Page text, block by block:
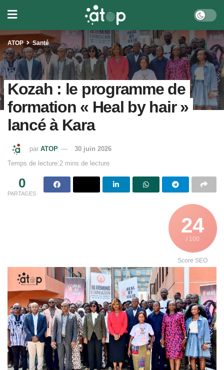
ATOP Santé
Kozah : le programme de
formation « Heal by hair »
lancé à Kara
par ATOP
30 juin 2026
Temps de lecture:2 mins de lecture
0
PARTAGES
24
/ 100
Score SEO